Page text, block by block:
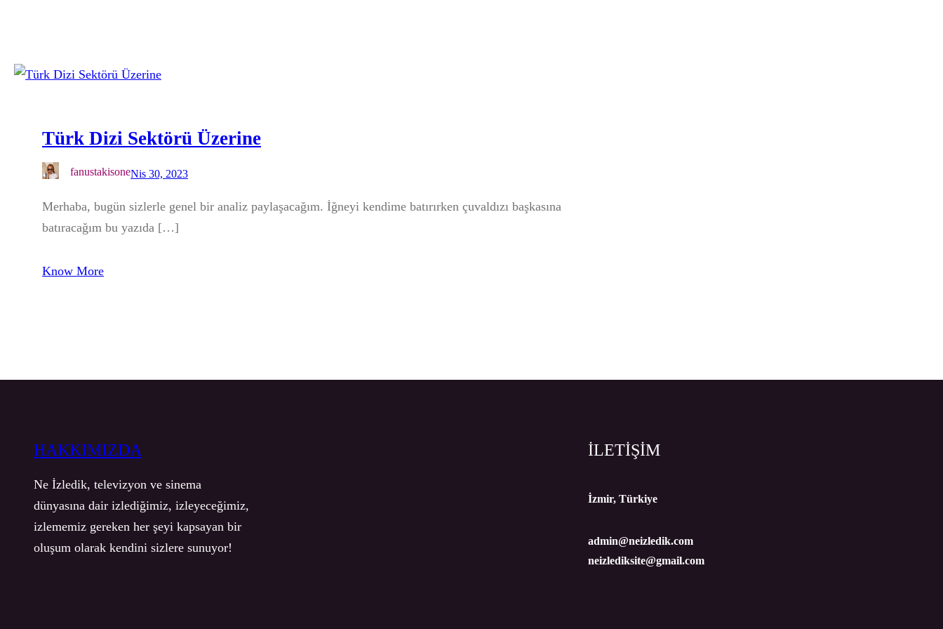
Türk Dizi Sektörü Üzerine
fanustakisoneNis 30, 2023
Merhaba, bugün sizlerle genel bir analiz paylaşacağım. İğneyi kendime batırırken çuvaldızı başkasına
batıracağım bu yazıda […]
Know More
HAKKIMIZDA
Ne İzledik, televizyon ve sinema
dünyasına dair izlediğimiz, izleyeceğimiz,
izlememiz gereken her şeyi kapsayan bir
oluşum olarak kendini sizlere sunuyor!
İLETİŞİM
İzmir, Türkiye
admin@neizledik.com
neizlediksite@gmail.com